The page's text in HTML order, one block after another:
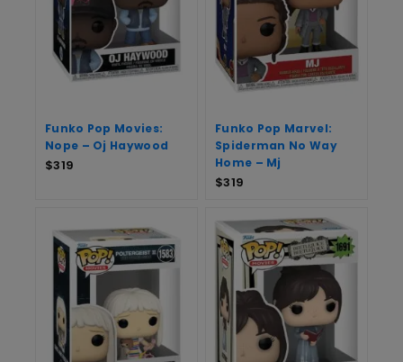
Funko Pop Movies:
Nope – Oj Haywood
$319
Funko Pop Marvel:
Spiderman No Way
Home – Mj
$319